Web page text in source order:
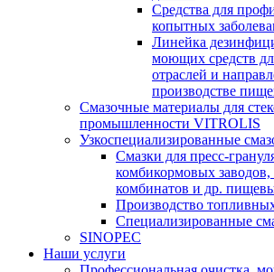
Средства для
копытных
Линейка
моющих средств
отраслей и
производстве
Смазочные материалы для
промышленности VITROLIS
Узкоспециализированные
Смазки для пресс-
комбикормовых заводов,
комбинатов и др.
Производство
Специализированные
SINOPEC
Наши услуги